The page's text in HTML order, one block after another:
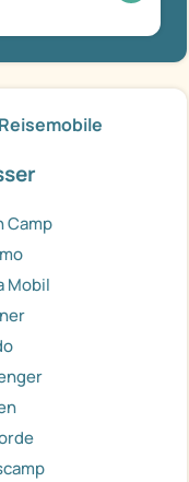
Camp
Mobil